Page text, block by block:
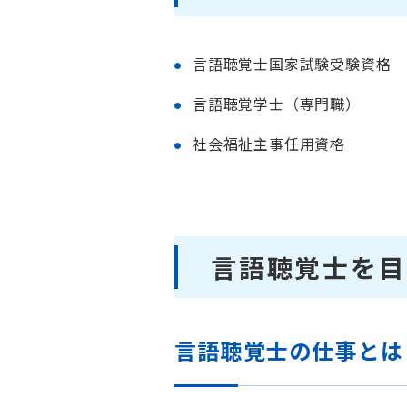
言語聴覚士国家試験受験資格
言語聴覚学士（専門職）
社会福祉主事任用資格
言語聴覚士を
言語聴覚士の仕事とは